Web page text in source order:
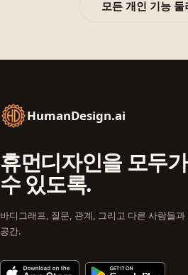
모든 개인 기능 둘
HumanDesign.ai
휴먼디자인을 모두
수 있도록.
바디그래프, 질문, 관계, 그리고 다른 사람들
공간.